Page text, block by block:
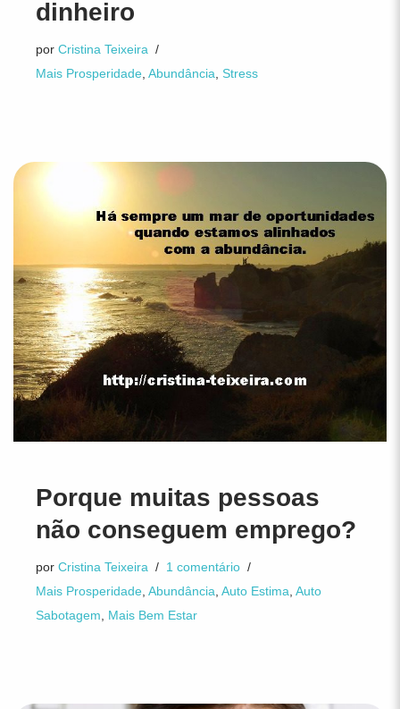
dinheiro
por Cristina Teixeira
Mais Prosperidade Abundância Stress
Porque muitas pessoas
não conseguem emprego?
por Cristina Teixeira
1 comentário
Mais Prosperidade Abundância Auto Estima Auto
Sabotagem
Mais Bem Estar